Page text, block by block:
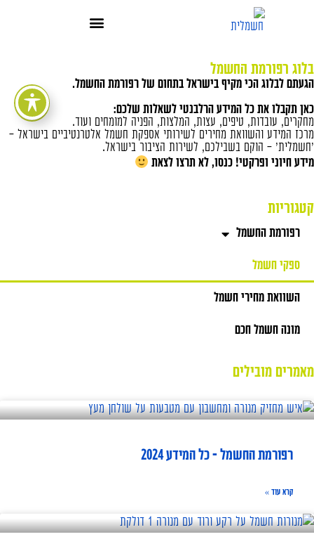
בלוג רפורמת החשמל
הגעתם לבלוג הכי מקיף בישראל בתחום של רפורמת החשמל.
כאן תקבלו את כל המידע הרלבנטי לשאלות שלכם:
מחקרים, עובדות, טיפים, עצות, המלצות, הפניה למומחים ועוד.
מרכז המידע והשוואת מחירים לשירותי אספקת חשמל אלטרנטיביים בישראל –
'חשמלית' – הוקם בשבילכם, לשירות הציבור בישראל.
מידע חיוני ופרקטי! כנסו, לא תרצו לצאת
קטגוריות
רפורמת החשמל
ספקי חשמל
השוואת מחירי חשמל
מונה חשמל חכם
מאמרים מובילים
רפורמת החשמל – כל המידע 2024
קרא עוד »